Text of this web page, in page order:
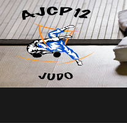
Passer
au
contenu